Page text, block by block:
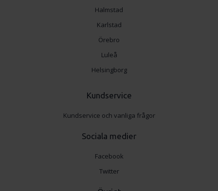
Halmstad
Karlstad
Örebro
Luleå
Helsingborg
Kundservice
Kundservice och vanliga frågor
Sociala medier
Facebook
Twitter